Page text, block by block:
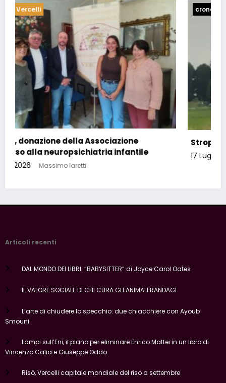
cronaca Stroppiana
Stroppiana, garage in fiamme
17 Luglio 2026 Massimo Iaretti
Smouni
Vincenzo Calia e Giuseppe Oddo